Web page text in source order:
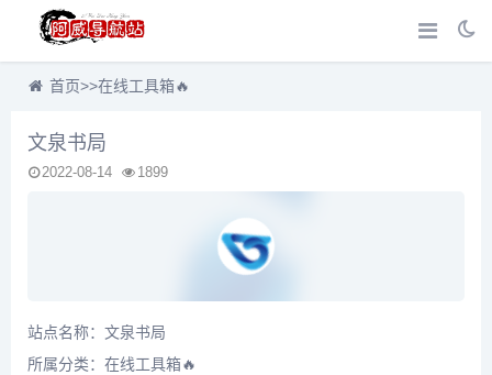
首页>>在线工具箱🔥
文泉书局
2022-08-14 1899
站点名称：文泉书局
所属分类： 在线工具箱🔥